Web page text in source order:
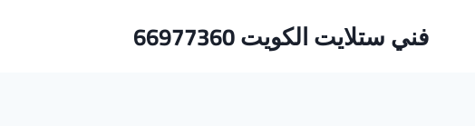
فني ستلايت الكويت 66977360